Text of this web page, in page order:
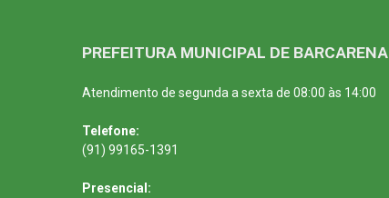
PREFEITURA MUNICIPAL DE BARCARENA
Atendimento de segunda a sexta de 08:00 às 14:00
Telefone:
(91) 99165-1391
Presencial: